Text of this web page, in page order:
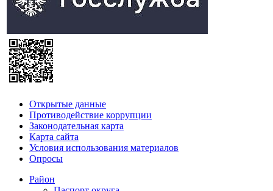
Открытые данные
Противодействие коррупции
Законодательная карта
Карта сайта
Условия использования материалов
Опросы
Район